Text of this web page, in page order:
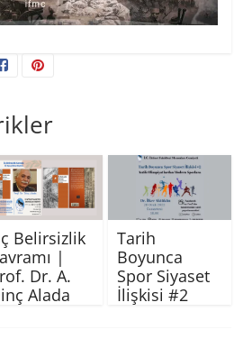
Belirsizlik
|
Dr. A.
Alada
Tarih
Boyunca
Spor Siyaset
İlişkisi #2